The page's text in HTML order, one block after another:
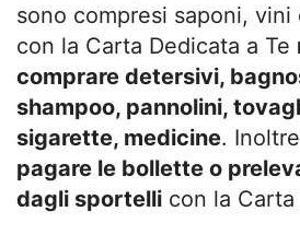
sono compresi saponi,
con la Carta Dedicata a Te
comprare detersivi,
shampoo, pannolini,
sigarette, medicine. Inoltre
pagare le bollette o
dagli sportelli con la Carta